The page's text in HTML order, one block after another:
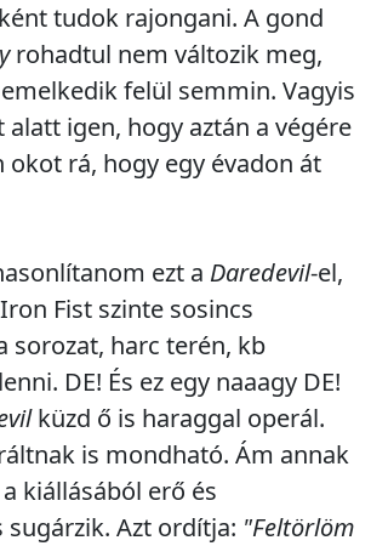
tudok rajongani. A gond
rohadtul nem változik meg,
felül semmin. Vagyis
alatt igen, hogy aztán a végére
rá, hogy egy évadon át
ezt a Daredevil-el,
Fist szinte sosincs
sorozat, harc terén, kb
DE! És ez egy naaagy DE!
küzd ő is haraggal operál.
is mondható. Ám annak
kiállásából erő és
Azt ordítja: "Feltörlöm